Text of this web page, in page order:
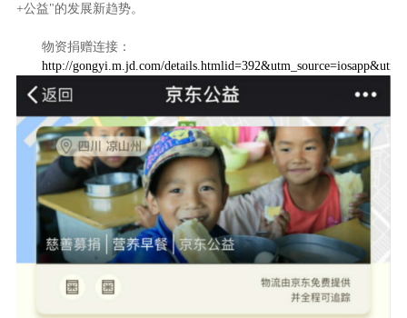
+公益"的发展新趋势。
物资捐赠连接：
http://gongyi.m.jd.com/